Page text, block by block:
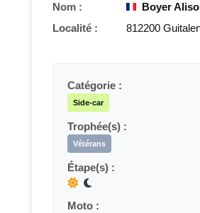
Nom :
Boyer
Localité :
812200
Catégorie :
Side-car
Trophée(s) :
Vétérans
Étape(s) :
Moto :